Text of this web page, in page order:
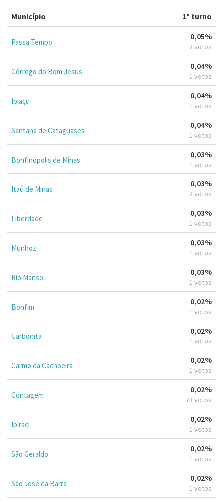
Município 1º turno
Passa Tempo
0,05%
2 votos
Córrego do Bom Jesus
0,04%
1 votos
Ipiaçu
0,04%
1 votos
Santana de Cataguases
0,04%
1 votos
Bonfinópolis de Minas
0,03%
1 votos
Itaú de Minas
0,03%
2 votos
Liberdade
0,03%
1 votos
Munhoz
0,03%
1 votos
Rio Manso
0,03%
1 votos
Bonfim
0,02%
1 votos
Carbonita
0,02%
1 votos
Carmo da Cachoeira
0,02%
1 votos
Contagem
0,02%
73 votos
Ibiraci
0,02%
1 votos
São Geraldo
0,02%
1 votos
São José da Barra
0,02%
1 votos